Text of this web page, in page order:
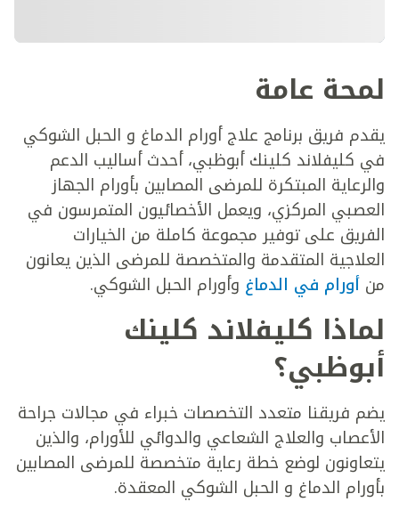
لمحة عامة
يقدم فريق برنامج علاج أورام الدماغ و الحبل الشوكي
في كليفلاند كلينك أبوظبي، أحدث أساليب الدعم
والرعاية المبتكرة للمرضى المصابين بأورام الجهاز
العصبي المركزي، ويعمل الأخصائيون المتمرسون في
الفريق على توفير مجموعة كاملة من الخيارات
العلاجية المتقدمة والمتخصصة للمرضى الذين يعانون
من أورام في الدماغ وأورام الحبل الشوكي.
لماذا كليفلاند كلينك
أبوظبي؟
يضم فريقنا متعدد التخصصات خبراء في مجالات جراحة
الأعصاب والعلاج الشعاعي والدوائي للأورام، والذين
يتعاونون لوضع خطة رعاية متخصصة للمرضى المصابين
بأورام الدماغ و الحبل الشوكي المعقدة.